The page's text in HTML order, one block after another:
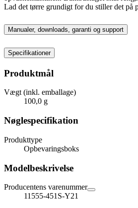
Lad det tørre grundigt for du stiller det på
Manualer, downloads, garanti og support
Specifikationer
Produktmål
Vægt (inkl. emballage)
100,0 g
Nøglespecifikation
Produkttype
Opbevaringsboks
Modelbeskrivelse
Producentens varenummer
11555-451S-Y21